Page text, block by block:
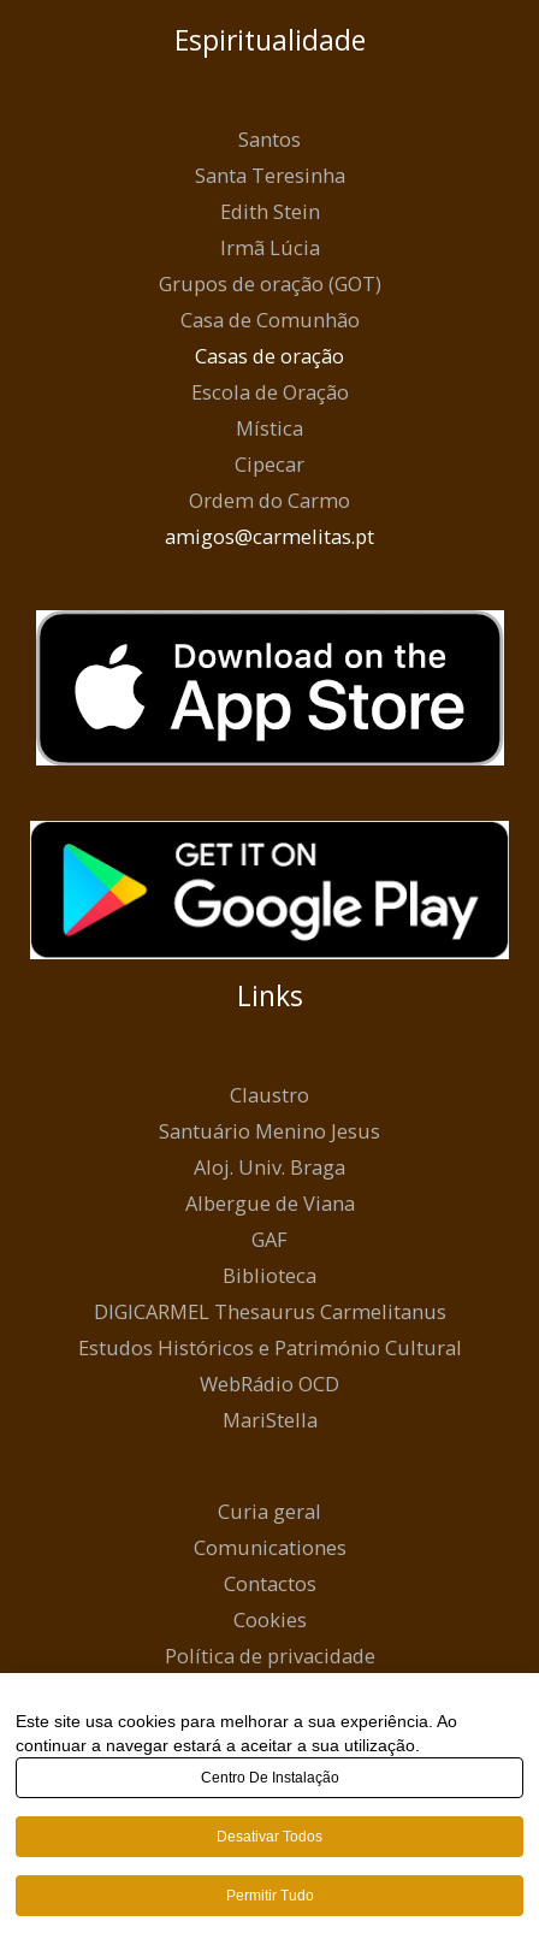
Espiritualidade
Santos
Santa Teresinha
Edith Stein
Irmã Lúcia
Grupos de oração (GOT)
Casa de Comunhão
Casas de oração
Escola de Oração
Mística
Cipecar
Ordem do Carmo
amigos@carmelitas.pt
Links
Claustro
Santuário Menino Jesus
Aloj. Univ. Braga
Albergue de Viana
GAF
Biblioteca
DIGICARMEL Thesaurus Carmelitanus
Estudos Históricos e Património Cultural
WebRádio OCD
MariStella
Curia geral
Comunicationes
Contactos
Cookies
Política de privacidade
Canal WhatsApp
Copyright © 2026 Carmelitas Descalços |
webmaster@carmelitas.pt
Este site usa cookies para melhorar a sua experiência. Ao
continuar a navegar estará a aceitar a sua utilização.
Centro De Instalação
Desativar Todos
Permitir Tudo